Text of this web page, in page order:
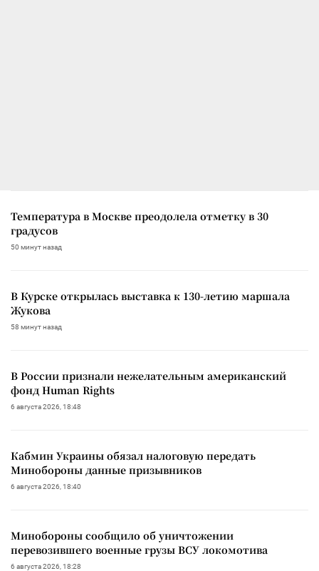
Температура в Москве преодолела отметку в 30
градусов
50 минут назад
В Курске открылась выставка к 130-летию маршала
Жукова
58 минут назад
В России признали нежелательным американский
фонд Human Rights
6 августа 2026, 18:48
Кабмин Украины обязал налоговую передать
Минобороны данные призывников
6 августа 2026, 18:40
Минобороны сообщило об уничтожении
перевозившего военные грузы ВСУ локомотива
6 августа 2026, 18:28